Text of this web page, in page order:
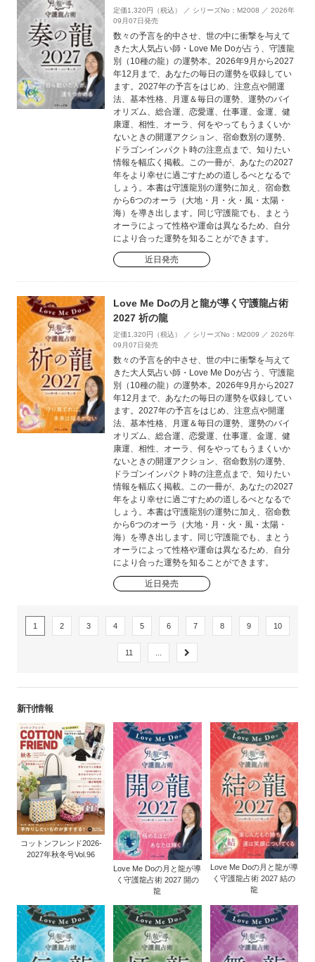
定価1,320円（税込） ／ シリーズNo：M2008 ／ 2026年
09月07日発売
数々の予言を的中させ、世の中に衝撃を与えて
きた大人気占い師・Love Me Doが占う、守護龍
別（10種の龍）の運勢本。2026年9月から2027
年12月まで、あなたの毎日の運勢を収録してい
ます。2027年の予言をはじめ、注意点や開運
法、基本性格、月運＆毎日の運勢、運勢のバイ
オリズム、総合運、恋愛運、仕事運、金運、健
康運、相性、オーラ、何をやってもうまくいか
ないときの開運アクション、宿命数別の運勢、
ドラゴンインパクト時の注意点まで、知りたい
情報を幅広く掲載。この一冊が、あなたの2027
年をより幸せに過ごすための道しるべとなるで
しょう。本書は守護龍別の運勢に加え、宿命数
から6つのオーラ（大地・月・火・風・太陽・
海）を導き出します。同じ守護龍でも、まとう
オーラによって性格や運命は異なるため、自分
により合った運勢を知ることができます。
近日発売
Love Me Doの月と龍が導く守護龍占術
2027 祈の龍
定価1,320円（税込） ／ シリーズNo：M2009 ／ 2026年
09月07日発売
数々の予言を的中させ、世の中に衝撃を与えて
きた大人気占い師・Love Me Doが占う、守護龍
別（10種の龍）の運勢本。2026年9月から2027
年12月まで、あなたの毎日の運勢を収録してい
ます。2027年の予言をはじめ、注意点や開運
法、基本性格、月運＆毎日の運勢、運勢のバイ
オリズム、総合運、恋愛運、仕事運、金運、健
康運、相性、オーラ、何をやってもうまくいか
ないときの開運アクション、宿命数別の運勢、
ドラゴンインパクト時の注意点まで、知りたい
情報を幅広く掲載。この一冊が、あなたの2027
年をより幸せに過ごすための道しるべとなるで
しょう。本書は守護龍別の運勢に加え、宿命数
から6つのオーラ（大地・月・火・風・太陽・
海）を導き出します。同じ守護龍でも、まとう
オーラによって性格や運命は異なるため、自分
により合った運勢を知ることができます。
近日発売
1 2 3 4 5 6 7 8 9 10
11
新刊情報
コットンフレンド2026-
2027年秋冬号Vol.96
Love Me Doの月と龍が導
く守護龍占術 2027 開の
龍
Love Me Doの月と龍が導
く守護龍占術 2027 結の
龍